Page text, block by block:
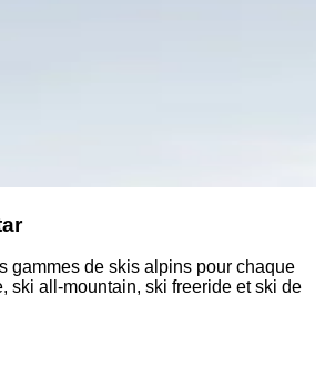
gammes de skis alpins pour chaque
ski all-mountain, ski freeride et ski de